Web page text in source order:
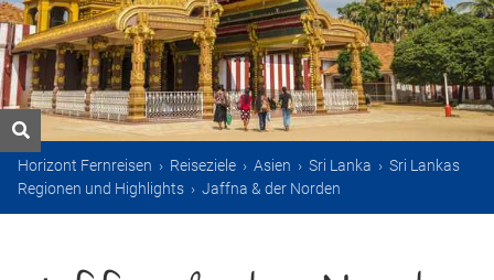
Horizont Fernreisen › Reiseziele › Asien › Sri Lanka › Sri Lankas
Regionen und Highlights › Jaffna & der Norden